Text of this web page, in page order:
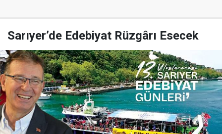
Sarıyer’de Edebiyat Rüzgârı Esecek